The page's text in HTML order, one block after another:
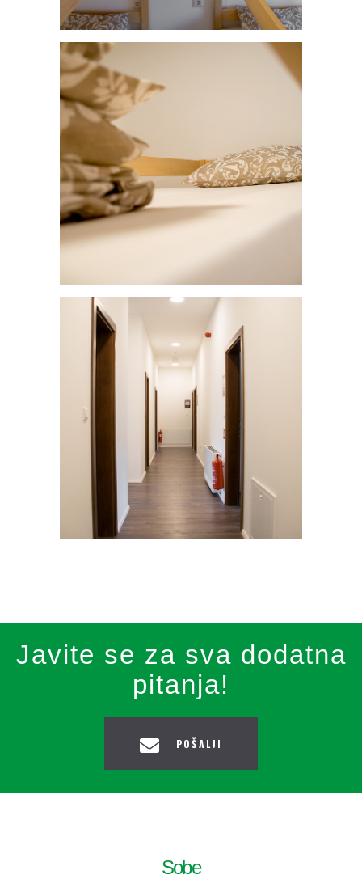
Javite se za sva dodatna
pitanja!
POŠALJI
Sobe